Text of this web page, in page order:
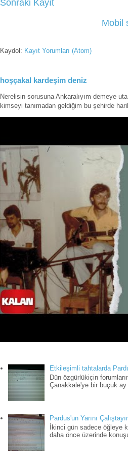
Sonraki Kayıt
Mobil
Kaydol: Kayıt Yorumları (Atom)
hoşçakal kardeşim deniz
Nerelisin sorusuna Ankaralıyım demeye
kimseyi tanımadan geldiğim bu şehirde
Etkileşimli tahtalarda
Dün özgürlükiçin
Çanakkale'ye bir buçuk
Pardus'un Yarını
İkinci gün sadece öğleye
daha önce üzerinde